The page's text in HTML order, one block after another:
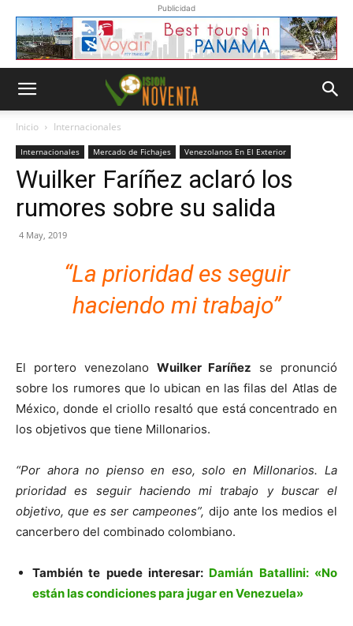
Publicidad
Inicio Internacionales
Internacionales Mercado de Fichajes Venezolanos En El Exterior
Wuilker Faríñez aclaró los
rumores sobre su salida
4 May, 2019
“La prioridad es seguir
haciendo mi trabajo”
El portero venezolano Wuilker Faríñez se pronunció
sobre los rumores que lo ubican en las filas del Atlas de
México, donde el criollo resaltó que está concentrado en
los objetivos que tiene Millonarios.
“Por ahora no pienso en eso, solo en Millonarios. La
prioridad es seguir haciendo mi trabajo y buscar el
objetivo, que es ser campeones”, dijo ante los medios el
cancerbero del combinado colombiano.
También te puede interesar: Damián Batallini: «No
están las condiciones para jugar en Venezuela»